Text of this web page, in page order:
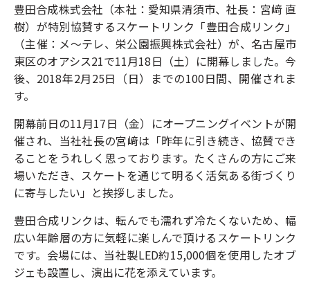
豊田合成株式会社（本社：愛知県清須市、社長：宮﨑 直
樹）が特別協賛するスケートリンク「豊田合成リンク」
（主催：メ～テレ、栄公園振興株式会社）が、名古屋市
東区のオアシス21で11月18日（土）に開幕しました。今
後、2018年2月25日（日）までの100日間、開催されま
す。
開幕前日の11月17日（金）にオープニングイベントが開
催され、当社社長の宮﨑は「昨年に引き続き、協賛でき
ることをうれしく思っております。たくさんの方にご来
場いただき、スケートを通じて明るく活気ある街づくり
に寄与したい」と挨拶しました。
豊田合成リンクは、転んでも濡れず冷たくないため、幅
広い年齢層の方に気軽に楽しんで頂けるスケートリンク
です。会場には、当社製LED約15,000個を使用したオブ
ジェも設置し、演出に花を添えています。